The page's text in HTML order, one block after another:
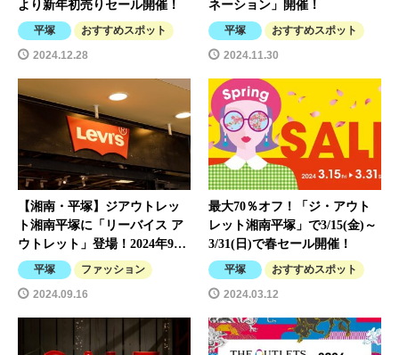
より新年初売りセール開催！
平塚
おすすめスポット
2024.12.28
ネーション」開催！
平塚
おすすめスポット
2024.11.30
【湘南・平塚】ジアウトレッ
ト湘南平塚に「リーバイス ア
ウトレット」登場！2024年9…
平塚
ファッション
2024.09.16
最大70％オフ！「ジ・アウト
レット湘南平塚」で3/15(金)～
3/31(日)で春セール開催！
平塚
おすすめスポット
2024.03.12